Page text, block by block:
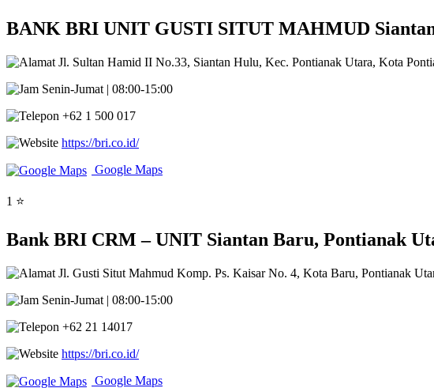
BANK BRI UNIT GUSTI SITUT MAHMUD
Jl. Sultan Hamid II No.33, Siantan Hulu, Kec. Pontianak Utara, Kota
Senin-Jumat | 08:00-15:00
+62 1 500 017
https://bri.co.id/
Google Maps
1 ⭐
Bank BRI CRM – UNIT Siantan Baru, Pontianak
Jl. Gusti Situt Mahmud Komp. Ps. Kaisar No. 4, Kota Baru, Pontianak
Senin-Jumat | 08:00-15:00
+62 21 14017
https://bri.co.id/
Google Maps